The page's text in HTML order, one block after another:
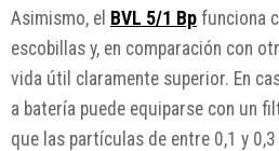
Asimismo, el BVL 5/1 Bp funciona
escobillas y, en comparación con
vida útil claramente superior. En
a batería puede equiparse con un
que las partículas de entre 0,1 y